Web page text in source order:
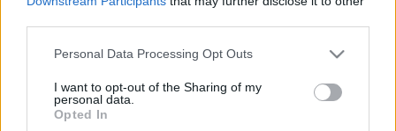
Please note that this website/app uses one or more Google
not limited to your visit or usage behaviour. You may click to
grant or deny consent to Google and its third-party tags to
use your data for below specified purposes in below Google
Personal Data Processing Opt Outs
I want to opt-out of the Sharing of my
personal data.
Opted In
Πινγκ - πονγκ
Άρση Βαρών
Σταύρος Σουντουλίδης
Δημήτρης Τομαράς
Γιώργος Τσακίρης
Μιχάλης Τσαμπάς
Ολυμπιακός
ΠΑΟΚ
Παναθηναϊκός
Gazzetta For Her
Θέμα Ισότητας
#GiatonAlki
Η μητρότητα στον πάγκο
GAZZETTA SPECIALS
Unique
Wyscout Analysis
InStat Analysis
ΑΕΚ
Ποσοστό Κατοχής